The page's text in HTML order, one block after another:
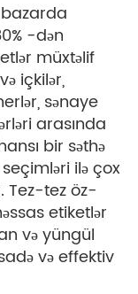
-dən
müxtəlif
içkilər,
sənaye
arasında
bir səthə
ilə çox
Tez-tez öz-
etiketlər
və yüngül
və effektiv